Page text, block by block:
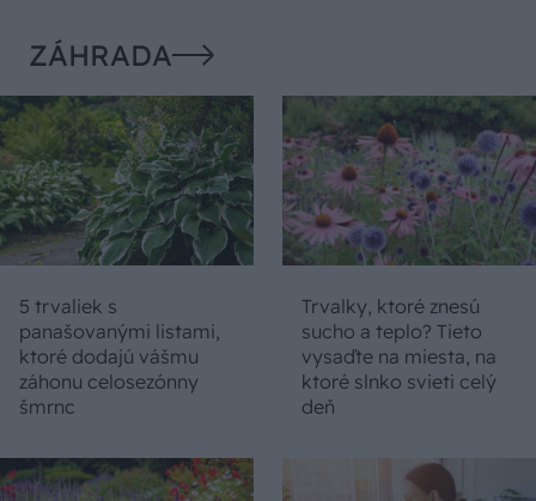
ZÁHRADA
5 trvaliek s
panašovanými listami,
ktoré dodajú vášmu
záhonu celosezónny
šmrnc
Trvalky, ktoré znesú
sucho a teplo? Tieto
vysaďte na miesta, na
ktoré slnko svieti celý
deň